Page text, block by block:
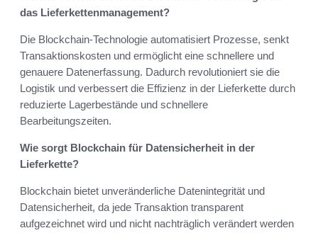
das Lieferkettenmanagement?
Die Blockchain-Technologie automatisiert Prozesse, senkt
Transaktionskosten und ermöglicht eine schnellere und
genauere Datenerfassung. Dadurch revolutioniert sie die
Logistik und verbessert die Effizienz in der Lieferkette durch
reduzierte Lagerbestände und schnellere
Bearbeitungszeiten.
Wie sorgt Blockchain für Datensicherheit in der
Lieferkette?
Blockchain bietet unveränderliche Datenintegrität und
Datensicherheit, da jede Transaktion transparent
aufgezeichnet wird und nicht nachträglich verändert werden